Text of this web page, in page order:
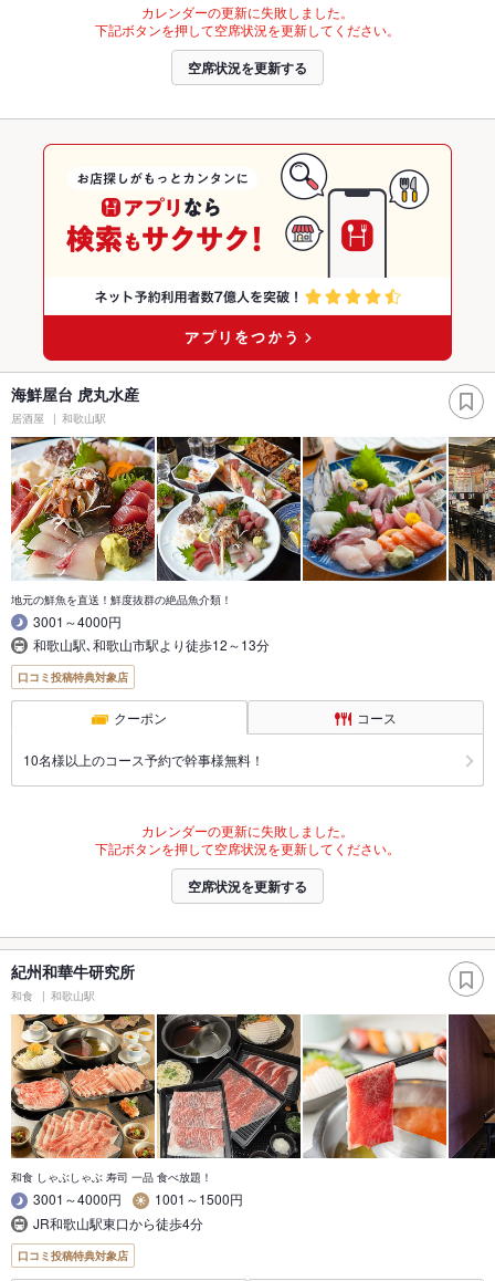
カレンダーの更新に失敗しました。
下記ボタンを押して空席状況を更新してください。
空席状況を更新する
海鮮屋台 虎丸水産
居酒屋 和歌山駅
地元の鮮魚を直送！鮮度抜群の絶品魚介類！
3001～4000円
和歌山駅､和歌山市駅より徒歩12～13分
口コミ投稿特典対象店
クーポン コース
10名様以上のコース予約で幹事様無料！
カレンダーの更新に失敗しました。
下記ボタンを押して空席状況を更新してください。
空席状況を更新する
紀州和華牛研究所
和食 和歌山駅
和食 しゃぶしゃぶ 寿司 一品 食べ放題！
3001～4000円
1001～1500円
JR和歌山駅東口から徒歩4分
口コミ投稿特典対象店